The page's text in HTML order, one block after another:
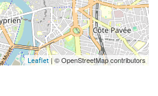
Leaflet| © OpenStreetMap contributors